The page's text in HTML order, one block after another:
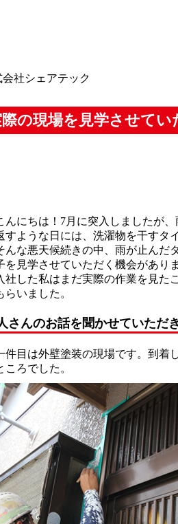
社シェアテック
の現場を見学させてい
にちは！7月に突入しましたが
すような日には、洗濯物を干すタ
な悪天候続きの中、雨が止んだ
を見学させていただく機会があり
社した私はまだ実際の作業を見た
らいました。
さんのお話を聞かせていただ
目は外壁塗装の現場です。到着
ころでした。